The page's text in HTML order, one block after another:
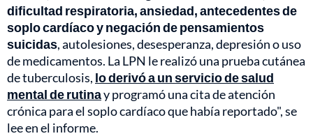
dificultad respiratoria, ansiedad, antecedentes de
soplo cardíaco y negación de pensamientos
suicidas, autolesiones, desesperanza, depresión o uso
de medicamentos. La LPN le realizó una prueba cutánea
de tuberculosis, lo derivó a un servicio de salud
mental de rutinay programó una cita de atención
crónica para el soplo cardíaco que había reportado", se
lee en el informe.